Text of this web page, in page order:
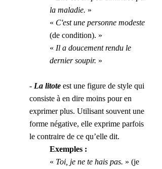
la maladie. »
« C'est une personne modeste
(de condition). »
« Il a doucement rendu le
dernier soupir. »
- La litote est une figure de style qui
consiste à en dire moins pour en
exprimer plus. Utilisant souvent une
forme négative, elle exprime parfois
le contraire de ce qu’elle dit.
Exemples :
« Toi, je ne te hais pas. » (je